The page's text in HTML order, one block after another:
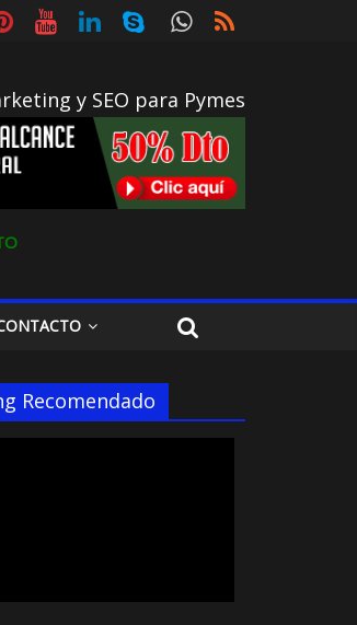
y SEO para Pymes
Recomendado